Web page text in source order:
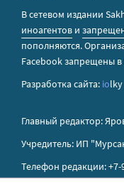
В сетевом издании
иноагентов и
пополняются.
Facebook запрещены
Разработка сайта: iolky
Главный редактор:
Учредитель: ИП
Телефон редакции: +7-